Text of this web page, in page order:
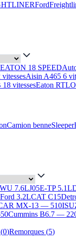
Ford
EATON 18 SPEED
Aisin A465 6
vitessesEaton
Camion benneSleeper
7.6LJ05E-TP 5.1L
Ford 3.2LCAT C15
MX-13 — 510
Cummins B6.7 —
(0)Remorques (5)